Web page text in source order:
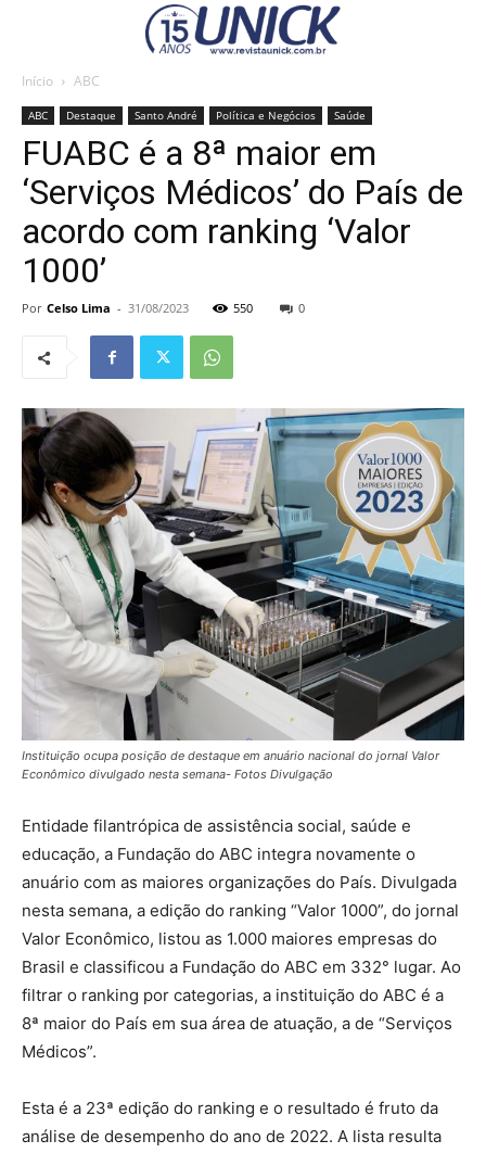
Início ABC
ABC Destaque Santo André Política e Negócios Saúde
FUABC é a 8ª maior em
‘Serviços Médicos’ do País de
acordo com ranking ‘Valor
1000’
Por Celso Lima - 31/08/2023 550 0
Instituição ocupa posição de destaque em anuário nacional do jornal Valor
Econômico divulgado nesta semana- Fotos Divulgação
Entidade filantrópica de assistência social, saúde e
educação, a Fundação do ABC integra novamente o
anuário com as maiores organizações do País. Divulgada
nesta semana, a edição do ranking “Valor 1000”, do jornal
Valor Econômico, listou as 1.000 maiores empresas do
Brasil e classificou a Fundação do ABC em 332° lugar. Ao
filtrar o ranking por categorias, a instituição do ABC é a
8ª maior do País em sua área de atuação, a de “Serviços
Médicos”.
Esta é a 23ª edição do ranking e o resultado é fruto da
análise de desempenho do ano de 2022. A lista resulta